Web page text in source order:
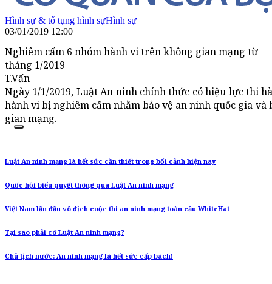
Hình sự & tố tụng hình sựHình sự
03/01/2019 12:00
Nghiêm cấm 6 nhóm hành vi trên không gian mạng từ
tháng 1/2019
T.Vấn
Ngày 1/1/2019, Luật An ninh chính thức có hiệu lực thi
hành vi bị nghiêm cấm nhằm bảo vệ an ninh quốc gia
gian mạng.
Luật An ninh mạng là hết sức cần thiết trong bối cảnh hiện nay
Quốc hội biểu quyết thông qua Luật An ninh mạng
Việt Nam lần đầu vô địch cuộc thi an ninh mạng toàn cầu WhiteHat
Tại sao phải có Luật An ninh mạng?
Chủ tịch nước: An ninh mạng là hết sức cấp bách!